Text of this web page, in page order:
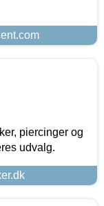
piercinger og
udvalg.